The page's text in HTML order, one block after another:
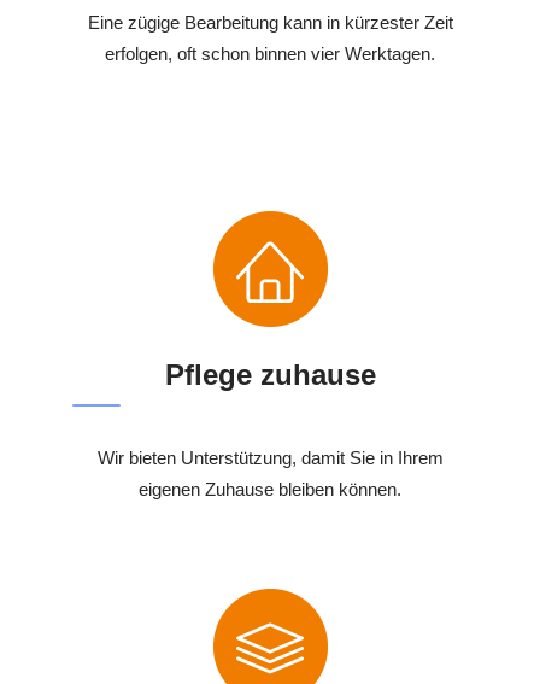
Eine zügige Bearbeitung kann in kürzester Zeit
erfolgen, oft schon binnen vier Werktagen.
Pflege zuhause
Wir bieten Unterstützung, damit Sie in Ihrem
eigenen Zuhause bleiben können.